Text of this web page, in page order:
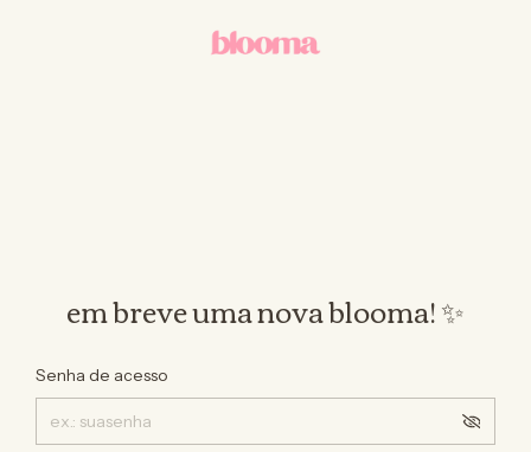
em breve uma nova blooma! ✨
Senha de acesso